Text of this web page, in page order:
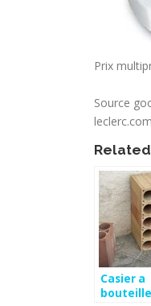
Prix
Source
Casier a